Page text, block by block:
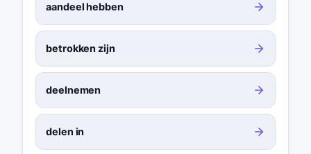
aandeel hebben
betrokken zijn
deelnemen
delen in